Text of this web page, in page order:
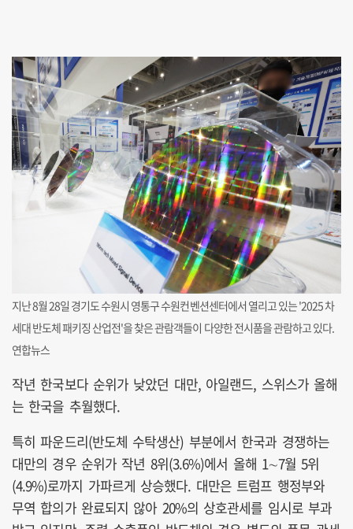
지난 8월 28일 경기도 수원시 영통구 수원컨벤션센터에서 열리고 있는 '2025 차
세대 반도체 패키징 산업전'을 찾은 관람객들이 다양한 전시품을 관람하고 있다.
연합뉴스
작년 한국보다 순위가 낮았던 대만, 아일랜드, 스위스가 올해
는 한국을 추월했다.
특히 파운드리(반도체 수탁생산) 부분에서 한국과 경쟁하는
대만의 경우 순위가 작년 8위(3.6%)에서 올해 1∼7월 5위
(4.9%)로까지 가파르게 상승했다. 대만은 트럼프 행정부와
무역 합의가 완료되지 않아 20%의 상호관세를 임시로 부과